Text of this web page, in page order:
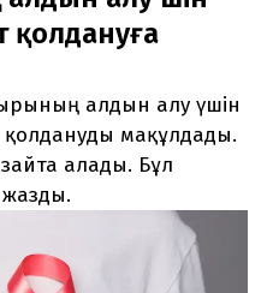
электронды
Жаңа нөмір
Тек email
қолдануға
алдын алу үшін
мақұлдады.
алады. Бұл